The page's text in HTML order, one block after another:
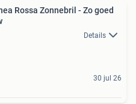
Rossa Zonnebril - Zo goed
Details
30 jul 26